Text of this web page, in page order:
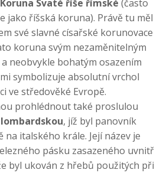
Koruna Svaté říše římské (často
jako říšská koruna). Právě tu měl
své slavné císařské korunovace
koruna svým nezaměnitelným
neobvykle bohatým osazením
symbolizuje absolutní vrchol
ve středověké Evropě.
prohlédnout také proslulou
, jíž byl panovník
italského krále. Její název je
pásku zasazeného uvnitř
byl ukován z hřebů použitých při